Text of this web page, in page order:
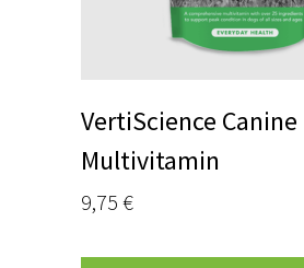
VertiScience
Multivitamin
9,75 €